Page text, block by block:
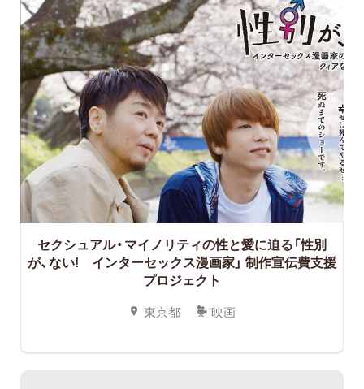
セクシュアル・マイノリティの性と愛に迫る「性別
が、ない! インターセックス漫画家」 制作宣伝費支援
プロジェクト
東京都 映画